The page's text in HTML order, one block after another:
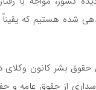
شده هستیم که
حقوق بشر کانون